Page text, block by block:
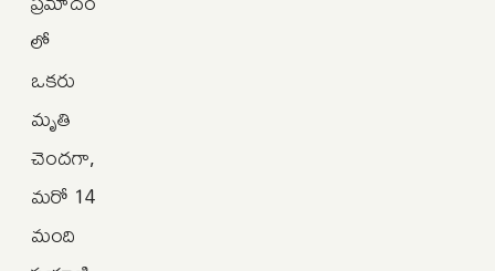
లో
ఒకరు
మృతి
చెందగా,
మరో 14
మంది